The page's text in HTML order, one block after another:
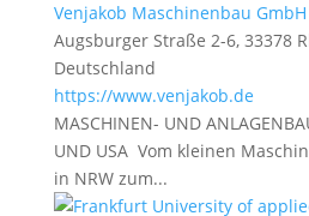
Venjakob Maschinenbau GmbH
Augsburger Straße 2-6, 33378
Deutschland
https://www.venjakob.de
MASCHINEN- UND
UND USA Vom kleinen
in NRW zum...